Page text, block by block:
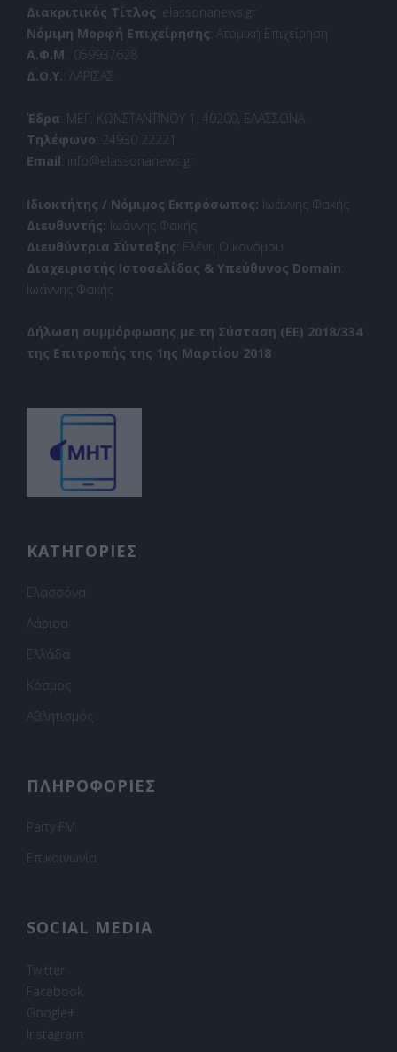
Διακριτικός Τίτλος: elassonanews.gr
Νόμιμη Μορφή Επιχείρησης: Ατομική Επιχείρηση
Α.Φ.Μ.: 059937628
Δ.Ο.Υ.: ΛΑΡΙΣΑΣ
Έδρα: ΜΕΓ. ΚΩΝΣΤΑΝΤΙΝΟΥ 1, 40200, ΕΛΑΣΣΟΝΑ
Τηλέφωνο: 24930 22221
Email: info@elassonanews.gr
Ιδιοκτήτης / Νόμιμος Εκπρόσωπος: Ιωάννης Φακής
Διευθυντής: Ιωάννης Φακής
Διευθύντρια Σύνταξης: Ελένη Οικονόμου
Διαχειριστής Ιστοσελίδας & Υπεύθυνος Domain:
Ιωάννης Φακής
Δήλωση συμμόρφωσης με τη Σύσταση (ΕΕ) 2018/334
της Επιτροπής της 1ης Μαρτίου 2018
ΚΑΤΗΓΟΡΙΕΣ
Ελασσόνα
Λάρισα
Ελλάδα
Κόσμος
Αθλητισμός
ΠΛΗΡΟΦΟΡΙΕΣ
Party FM
Επικοινωνία
SOCIAL MEDIA
Twitter
Facebook
Google+
Instagram